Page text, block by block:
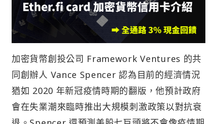
加密貨幣創投公司 Framework Ventures 的共
同創辦人 Vance Spencer 認為目前的經濟情況
猶如 2020 年新冠疫情時期的翻版，他預計政府
會在失業潮來臨時推出大規模刺激政策以對抗衰